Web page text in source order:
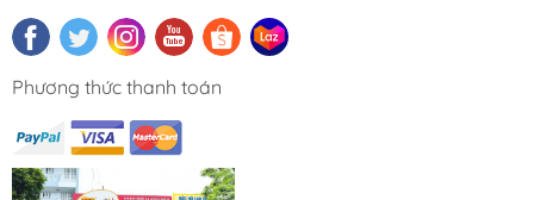
Phương thức thanh toán